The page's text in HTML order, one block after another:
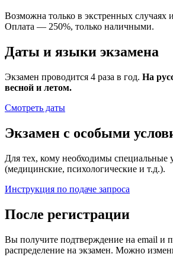
Возможна только в экстренных случаях
Оплата — 250%, только наличными.
Даты и языки экзамена
Экзамен проводится 4 раза в год. На
весной и летом.
Смотреть даты
Экзамен с особыми
Для тех, кому необходимы специальные
(медицинские, психологические и т.д.).
Инструкция по подаче запроса
После регистрации
Вы получите подтверждение на email и
распределение на экзамен. Можно